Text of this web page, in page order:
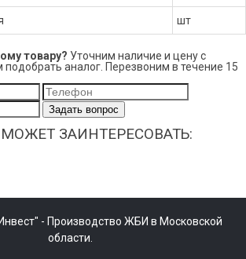
шт
товару? Уточним наличие и цену с
аналог. Перезвоним в течение 15
Задать вопрос
ЗАИНТЕРЕСОВАТЬ:
- Производство ЖБИ в Московской
области.